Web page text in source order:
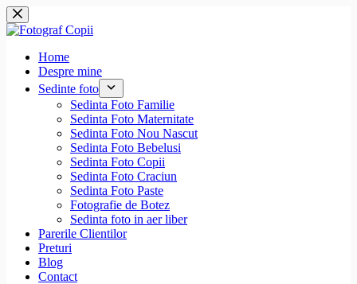
Sari
la
conținut
Home
Despre mine
Sedinte foto
Sedinta Foto Familie
Sedinta Foto Maternitate
Sedinta Foto Nou Nascut
Sedinta Foto Bebelusi
Sedinta Foto Copii
Sedinta Foto Craciun
Sedinta Foto Paste
Fotografie de Botez
Sedinta foto in aer liber
Parerile Clientilor
Preturi
Blog
Contact